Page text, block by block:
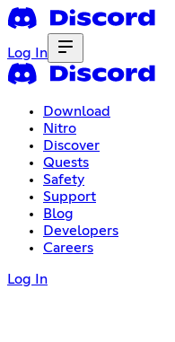
Log In
Download
Nitro
Discover
Quests
Safety
Support
Blog
Developers
Careers
Log In